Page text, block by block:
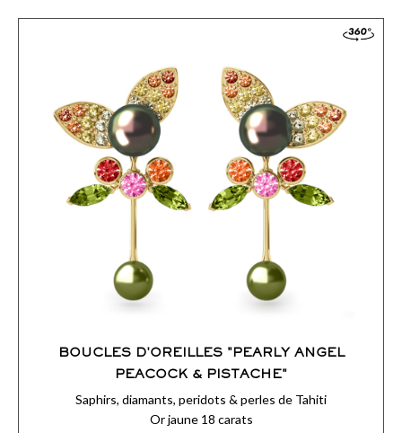
COMMANDER
BOUCLES D'OREILLES "PEARLY ANGEL
PEACOCK & PISTACHE"
Saphirs, diamants, peridots & perles de Tahiti
Or jaune 18 carats